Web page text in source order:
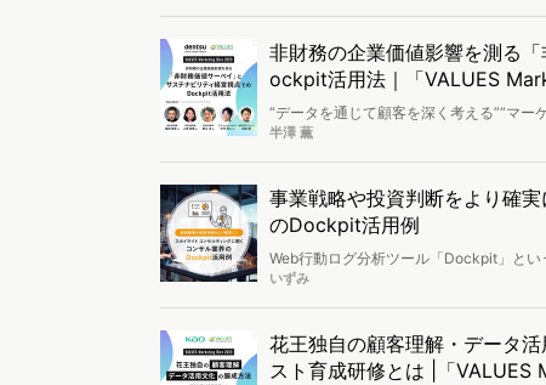
た。
非財務の企業価値影響を測る
ockpit活用法｜「VALUES
“データを通じて顧客を深く考える”“マ
ティングイベント「VALUES Marketing
ンでは「サステナビリティ経営において
を交え、電通・GLIN Impact Capital・
「非財務価値サーベイ」も紹介されまし
半澤 薫
事業戦略や投資判断をより確
のDockpit活用例
Web行動ログ分析ツール「Dockpit」と
象を抱いている人も多いのではないでし
清水氏にインタビューしました。
いずみ
花王独自の顧客理解・データ
スト育成研修とは |「VALUES